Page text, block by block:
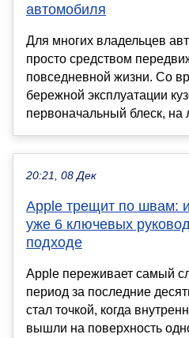
автомобиля
Для многих владельцев
просто средством
повседневной жизни. Со
бережной эксплуатации
первоначальный блеск, на
20:21, 08 Дек
Apple трещит по швам:
уже 6 ключевых
подходе
Apple переживает самый
период за последние
стал точкой, когда
вышли на поверхность